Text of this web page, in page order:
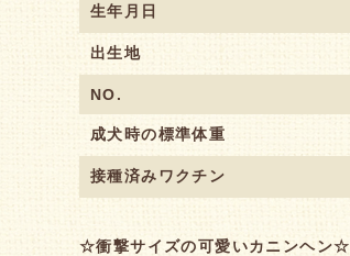
生年月日
出生地
NO.
成犬時の標準体重
接種済みワクチン
☆衝撃サイズの可愛いカニンヘン☆